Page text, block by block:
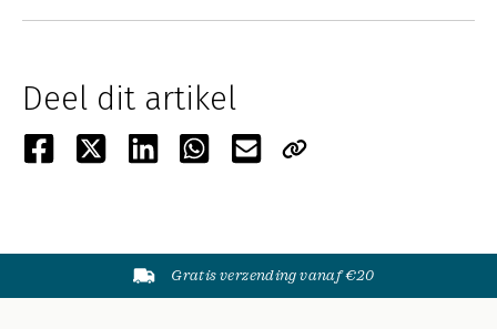
Deel dit artikel
Gratis verzending vanaf €20